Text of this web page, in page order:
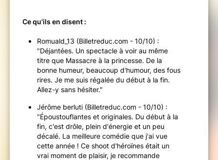
Ce qu'ils en disent :
Romuald_13 (Billetreduc.com - 10/10) :
"Déjantées. Un spectacle à voir au même
titre que Massacre à la princesse. De la
bonne humeur, beaucoup d'humour, des fous
rires. Je me suis régalée du début à la fin.
Allez-y sans hésiter."
Jérôme berluti (Billetreduc.com - 10/10) :
"Époustouflantes et originales. Du début à la
fin, c'est drôle, plein d'énergie et un peu
décalé. La meilleure comédie que j'ai vue
cette année ! Ce shoot d'héroïnes était un
vrai moment de plaisir, je recommande